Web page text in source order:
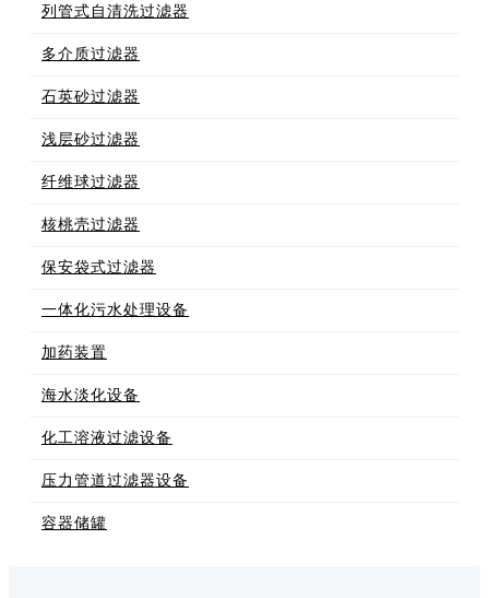
列管式自清洗过滤器
多介质过滤器
石英砂过滤器
浅层砂过滤器
纤维球过滤器
核桃壳过滤器
保安袋式过滤器
一体化污水处理设备
加药装置
海水淡化设备
化工溶液过滤设备
压力管道过滤器设备
容器储罐